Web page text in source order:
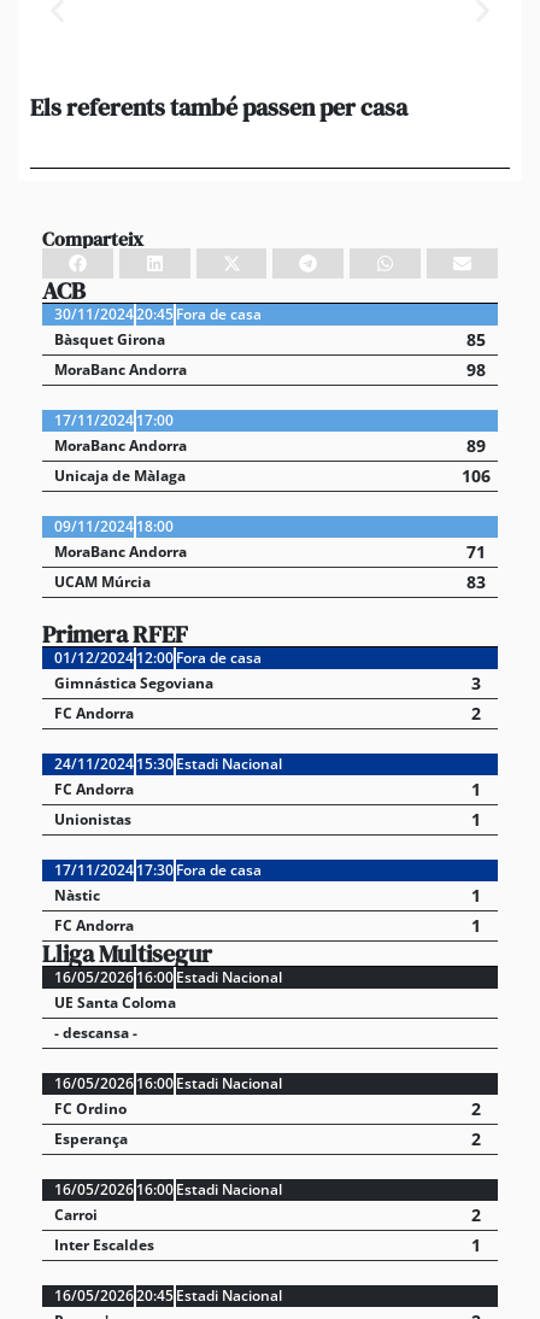
Els referents també passen per casa
Comparteix
ACB
30/11/202420:45Fora de casa
Bàsquet Girona
85
MoraBanc Andorra 98
17/11/202417:00
MoraBanc Andorra
89
Unicaja de Màlaga 106
09/11/202418:00
MoraBanc Andorra
71
UCAM Múrcia 83
Primera RFEF
01/12/202412:00Fora de casa
Gimnástica Segoviana
3
FC Andorra 2
24/11/202415:30Estadi Nacional
FC Andorra
1
Unionistas 1
17/11/202417:30Fora de casa
Nàstic
1
FC Andorra 1
Lliga Multisegur
16/05/202616:00Estadi Nacional
UE Santa Coloma
- descansa -
16/05/202616:00Estadi Nacional
FC Ordino
2
Esperança 2
16/05/202616:00Estadi Nacional
Carroi
2
Inter Escaldes 1
16/05/202620:45Estadi Nacional